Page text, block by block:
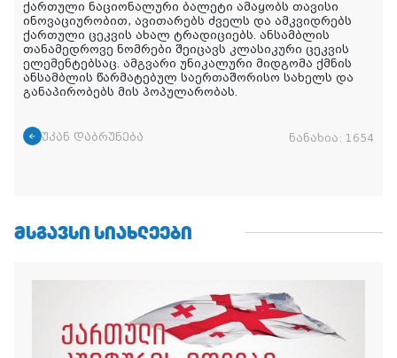
ქართული ნაციონალური ბალეტი ამაყობს თავისი
ინოვაციურობით, ავითარებს ძველს და ამკვიდრებს
ქართული ცეკვის ახალ ტრადიციებს. ანსამბლის
თანამედროვე ნომრები შეიცავს კლასიკური ცეკვის
ელემენტებსაც. ამგვარი უნიკალური მიდგომა ქმნის
ანსამბლის წარმატებულ საერთაშორისო სახელს და
განაპირობებს მის პოპულარობას.
უკან დაბრუნება ნანახია: 1654
ᲛᲡᲒᲐᲕᲡᲘ ᲡᲘᲐᲮᲚᲔᲔᲑᲘ